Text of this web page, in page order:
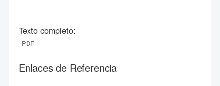
Texto completo:
PDF
Enlaces de Referencia